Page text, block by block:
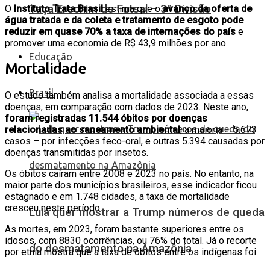
Taça Erechim de Futsal – 3ª Divisão
Educação
Brasil
Lula quer mostrar a Trump números de queda
do desmatamento na Amazônia
O Instituto Trata Brasilestima que oavanço da oferta de
água tratada e da coleta e tratamento de esgoto pode
reduzir em quase 70% a taxa de internações do país e
promover uma economia de R$ 43,9 milhões por ano.
Mortalidade
O estudo também analisa a mortalidade associada a essas
doenças, em comparação com dados de 2023. Neste ano,
foram registradas 11.544 óbitos por doenças
relacionadas ao saneamento ambiental, a maioria – 5.673
casos – por infecções feco-oral, e outras 5.394 causadas por
doenças transmitidas por insetos.
Os óbitos caíram entre 2008 e 2023 no país. No entanto, na
maior parte dos municípios brasileiros, esse indicador ficou
estagnado e em 1.748 cidades, a taxa de mortalidade
cresceu neste período.
As mortes, em 2023, foram bastante superiores entre os
idosos, com 8830 ocorrências, ou 76% do total. Já o recorte
por etnia mostra que a taxa de óbitos entre os indígenas foi